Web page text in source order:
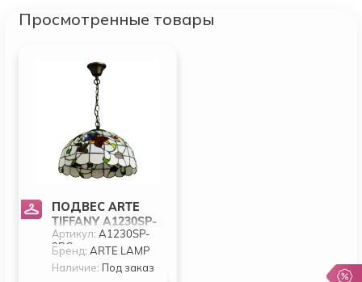
Просмотренные товары
ПОДВЕС ARTE
TIFFANY A1230SP-
2BG
Артикул:A1230SP-
2BG
Бренд:ARTE LAMP
Наличие: Под заказ